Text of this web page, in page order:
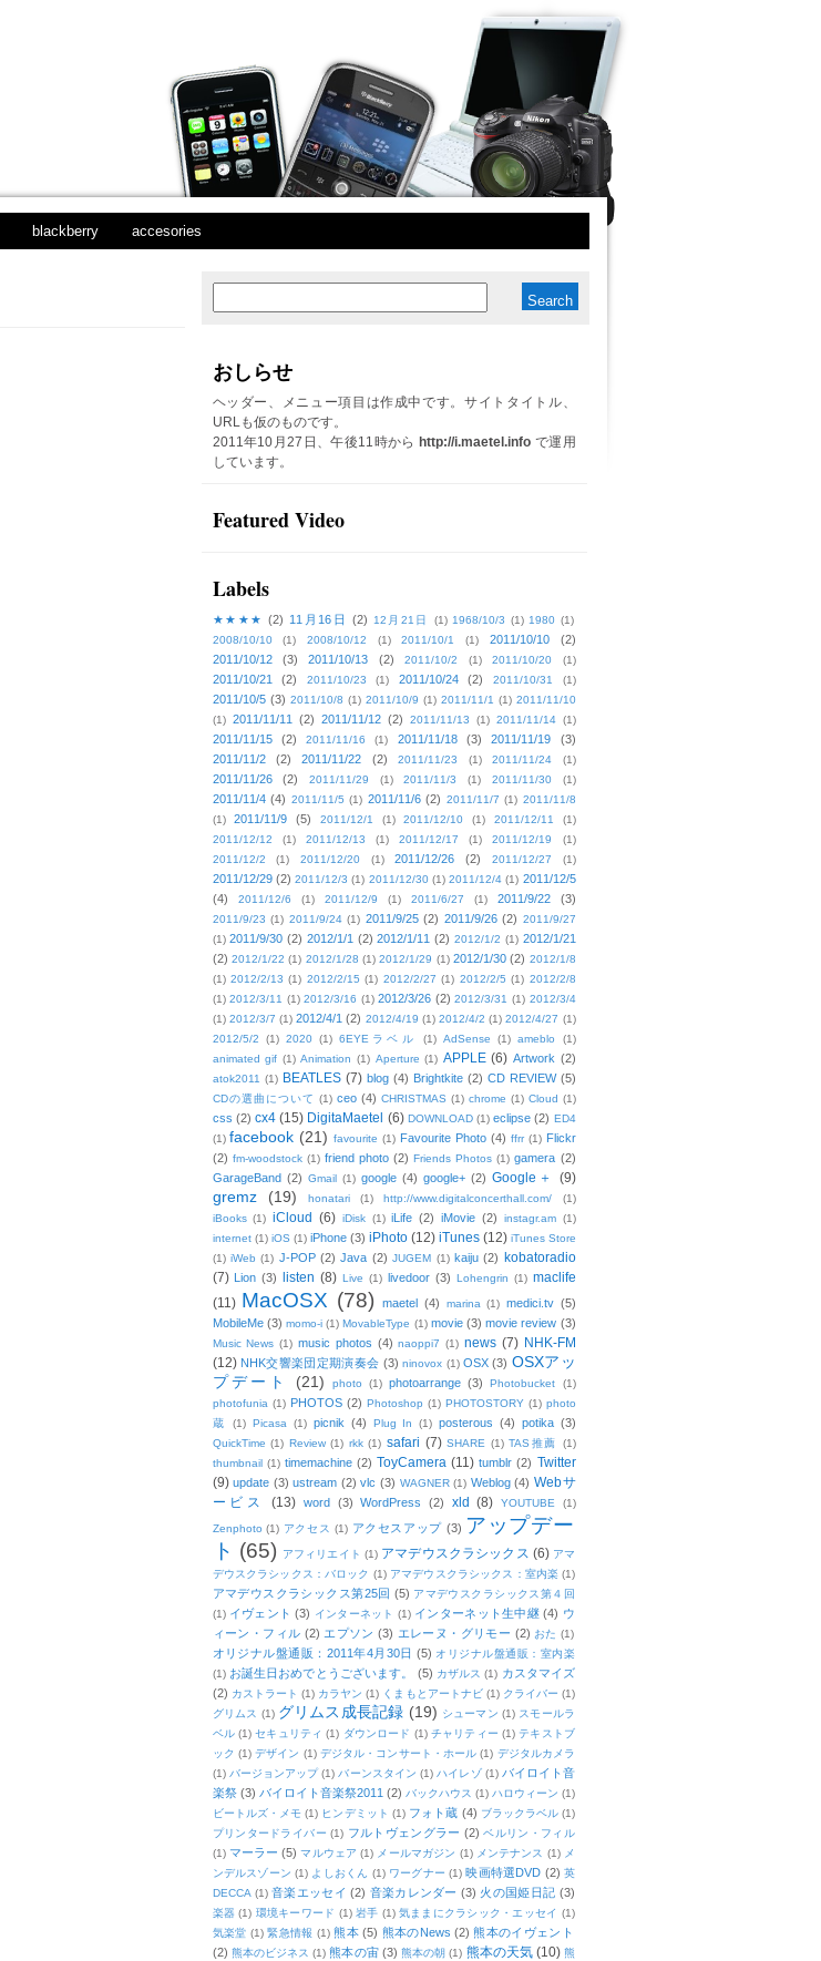
blackberry accesories
おしらせ
ヘッダー、メニュー項目は作成中です。サイトタイトル、
URLも仮のものです。
2011年10月27日、午後11時から http://i.maetel.info で運用
しています。
Featured Video
Labels
★★★★ (2) 11月16日 (2) 12月21日 (1) 1968/10/3 (1) 1980 (1)
2008/10/10
(1) 2008/10/12 (1) 2011/10/1 (1) 2011/10/10
(2)
2011/10/12
(3) 2011/10/13 (2) 2011/10/2 (1) 2011/10/20 (1)
2011/10/21 (2) 2011/10/23 (1) 2011/10/24 (2) 2011/10/31 (1)
2011/10/5 (3) 2011/10/8 (1) 2011/10/9 (1) 2011/11/1 (1) 2011/11/10
(1) 2011/11/11 (2) 2011/11/12 (2) 2011/11/13 (1) 2011/11/14 (1)
2011/11/15 (2) 2011/11/16 (1) 2011/11/18 (3) 2011/11/19
(3)
2011/11/2
(2) 2011/11/22 (2) 2011/11/23 (1) 2011/11/24 (1)
2011/11/26 (2) 2011/11/29 (1) 2011/11/3 (1) 2011/11/30 (1)
2011/11/4 (4) 2011/11/5 (1) 2011/11/6 (2) 2011/11/7 (1) 2011/11/8
(1)
2011/11/9 (5) 2011/12/1 (1) 2011/12/10 (1) 2011/12/11
(1)
2011/12/12
(1) 2011/12/13 (1) 2011/12/17 (1) 2011/12/19
(1)
2011/12/2
(1) 2011/12/20 (1) 2011/12/26 (2) 2011/12/27 (1)
2011/12/29 (2) 2011/12/3 (1) 2011/12/30 (1) 2011/12/4 (1) 2011/12/5
(4)
2011/12/6 (1) 2011/12/9 (1) 2011/6/27 (1) 2011/9/22 (3)
2011/9/23 (1) 2011/9/24 (1) 2011/9/25 (2) 2011/9/26 (2) 2011/9/27
(1) 2011/9/30 (2) 2012/1/1 (2) 2012/1/11 (2) 2012/1/2 (1) 2012/1/21
(2) 2012/1/22 (1) 2012/1/28 (1) 2012/1/29 (1) 2012/1/30 (2) 2012/1/8
(1) 2012/2/13 (1) 2012/2/15 (1) 2012/2/27 (1) 2012/2/5 (1) 2012/2/8
(1) 2012/3/11 (1) 2012/3/16 (1) 2012/3/26 (2) 2012/3/31 (1) 2012/3/4
(1) 2012/3/7 (1) 2012/4/1 (2) 2012/4/19 (1) 2012/4/2 (1) 2012/4/27 (1)
2012/5/2
(1) 2020 (1) 6EYEラベル (1) AdSense (1) ameblo
(1)
animated gif (1) Animation (1) Aperture (1) APPLE (6) Artwork (2)
atok2011 (1) BEATLES (7) blog (4) Brightkite (2) CD REVIEW (5)
CDの選曲について (1) ceo (4) CHRISTMAS (1) chrome (1) Cloud (1)
css (2) cx4 (15) DigitaMaetel (6) DOWNLOAD (1) eclipse (2) ED4
(1) facebook (21) favourite (1) Favourite Photo (4) ffrr (1) Flickr
(2) fm-woodstock (1) friend photo (2) Friends Photos (1) gamera (2)
GarageBand (2) Gmail (1) google (4) google+ (2) Google＋ (9)
gremz (19) honatari (1) http://www.digitalconcerthall.com/
(1)
iBooks (1) iCloud (6) iDisk (1) iLife (2) iMovie (2) instagr.am (1)
internet (1) iOS (1) iPhone (3) iPhoto (12) iTunes (12) iTunes Store
(1) iWeb (1) J-POP (2) Java (2) JUGEM (1) kaiju (2)
kobatoradio
(7) Lion (3) listen (8) Live (1) livedoor (3) Lohengrin (1) maclife
(11) MacOSX (78) maetel (4) marina (1) medici.tv (5)
MobileMe (3) momo-i (1) MovableType (1) movie (3) movie review (3)
Music News (1) music photos (4) naoppi7 (1) news (7) NHK-FM
(12) NHK交響楽団定期演奏会 (3) ninovox (1) OSX (3) OSXアッ
プデート
(21) photo (1) photoarrange (3) Photobucket
(1)
photofunia (1) PHOTOS (2) Photoshop (1) PHOTOSTORY (1) photo
蔵
(1) Picasa (1) picnik (4) Plug In (1) posterous (4) potika (3)
QuickTime (1) Review (1) rkk (1) safari (7) SHARE (1) TAS推薦
(1)
thumbnail (1) timemachine (2) ToyCamera (11) tumblr (2) Twitter
(9) update (3) ustream (2) vlc (3) WAGNER (1) Weblog (4) Webサ
ービス
(13) word (3) WordPress (2) xld (8) YOUTUBE (1)
Zenphoto (1) アクセス (1) アクセスアップ (3) アップデー
ト (65) アフィリエイト (1) アマデウスクラシックス (6) アマ
デウスクラシックス：バロック (1) アマデウスクラシックス：室内楽 (1)
アマデウスクラシックス第25回 (5) アマデウスクラシックス第４回
(1) イヴェント (3) インターネット (1) インターネット生中継 (4) ウ
ィーン・フィル (2) エプソン (3) エレーヌ・グリモー (2) おた (1)
オリジナル盤通販：2011年4月30日 (5) オリジナル盤通販：室内楽
(1) お誕生日おめでとうございます。 (5) カザルス (1) カスタマイズ
(2) カストラート (1) カラヤン (1) くまもとアートナビ (1) クライバー (1)
グリムス (1) グリムス成長記録 (19) シューマン (1) スモールラ
ベル (1) セキュリティ (1) ダウンロード (1) チャリティー (1) テキストブ
ック (1) デザイン (1) デジタル・コンサート・ホール (1) デジタルカメラ
(1) バージョンアップ (1) バーンスタイン (1) ハイレゾ (1) バイロイト音
楽祭 (3) バイロイト音楽祭2011 (2) バックハウス (1) ハロウィーン (1)
ビートルズ・メモ (1) ヒンデミット (1) フォト蔵 (4) ブラックラベル (1)
プリンタードライバー (1) フルトヴェングラー (2) ベルリン・フィル
(1) マーラー (5) マルウェア (1) メールマガジン (1) メンテナンス (1) メ
ンデルスゾーン (1) よしおくん (1) ワーグナー (1) 映画特選DVD (2) 英
DECCA (1) 音楽エッセイ (2) 音楽カレンダー (3) 火の国姫日記 (3)
楽器 (1) 環境キーワード (1) 岩手 (1) 気ままにクラシック・エッセイ (1)
気楽堂 (1) 緊急情報 (1) 熊本 (5) 熊本のNews (2) 熊本のイヴェント
(2) 熊本のビジネス (1) 熊本の宙 (3) 熊本の朝 (1) 熊本の天気 (10) 熊